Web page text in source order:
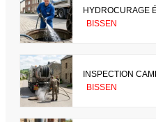
HYDROCURAGE
BISSEN
INSPECTION
BISSEN